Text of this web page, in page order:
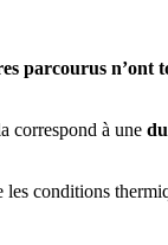
parcourus n’ont
correspond à une
conditions